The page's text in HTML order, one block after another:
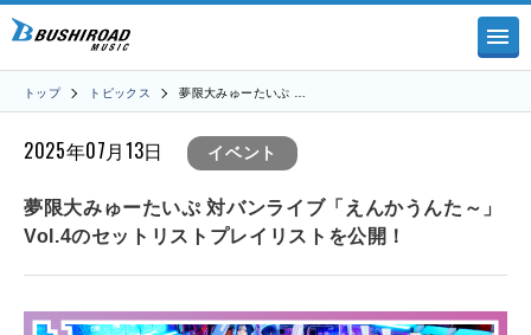
トップ トピックス 夢限大みゅーたいぷ …
2025年07月13日 イベント
夢限大みゅーたいぷ 対バンライブ「えんかうんた～」
Vol.4のセットリストプレイリストを公開！